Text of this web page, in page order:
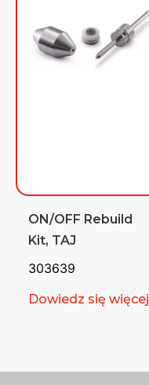
ON/OFF Rebuild
Kit, TAJ
303639
Dowiedz się więcej